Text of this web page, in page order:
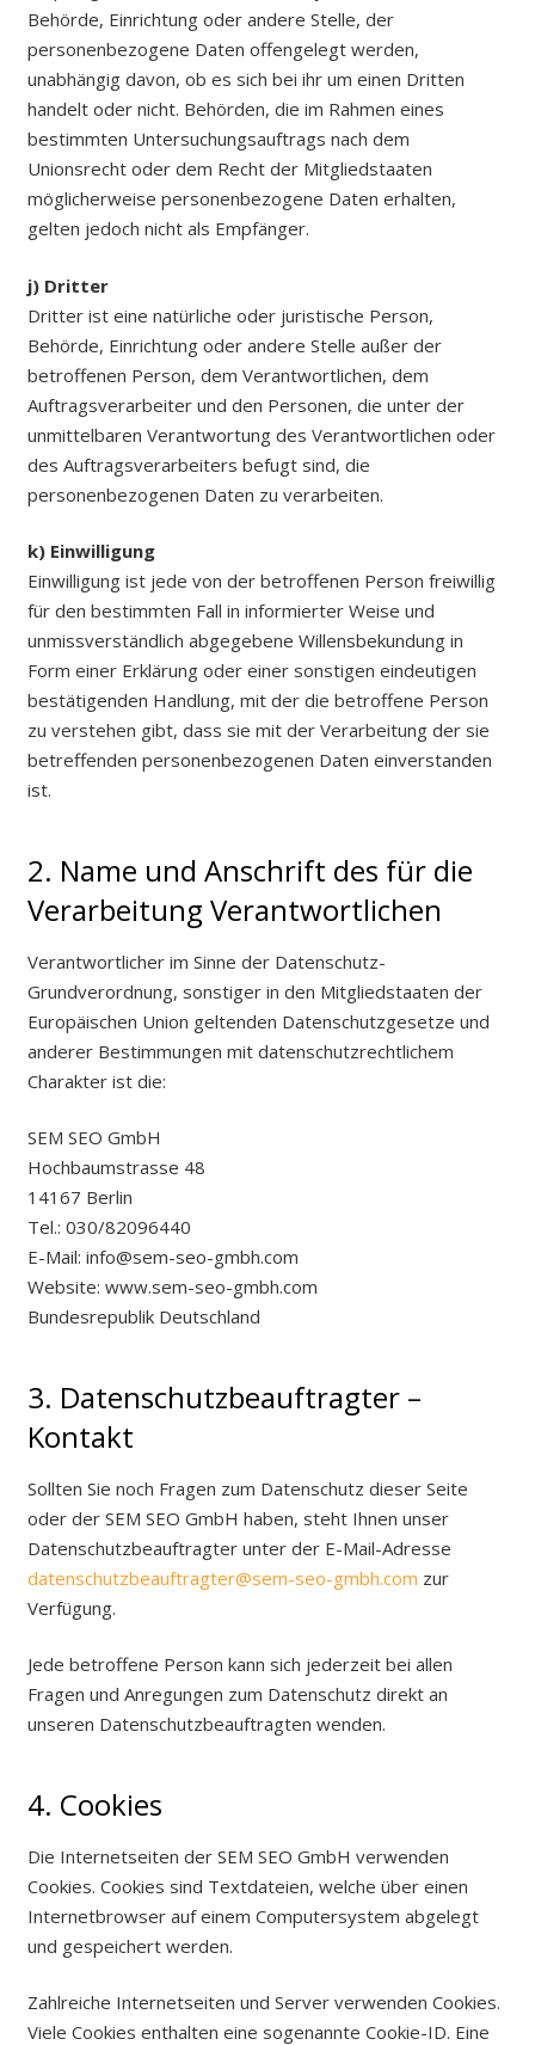
Behörde, Einrichtung oder andere Stelle, der
personenbezogene Daten offengelegt werden,
unabhängig davon, ob es sich bei ihr um einen Dritten
handelt oder nicht. Behörden, die im Rahmen eines
bestimmten Untersuchungsauftrags nach dem
Unionsrecht oder dem Recht der Mitgliedstaaten
möglicherweise personenbezogene Daten erhalten,
gelten jedoch nicht als Empfänger.
j) Dritter
Dritter ist eine natürliche oder juristische Person,
Behörde, Einrichtung oder andere Stelle außer der
betroffenen Person, dem Verantwortlichen, dem
Auftragsverarbeiter und den Personen, die unter der
unmittelbaren Verantwortung des Verantwortlichen oder
des Auftragsverarbeiters befugt sind, die
personenbezogenen Daten zu verarbeiten.
k) Einwilligung
Einwilligung ist jede von der betroffenen Person freiwillig
für den bestimmten Fall in informierter Weise und
unmissverständlich abgegebene Willensbekundung in
Form einer Erklärung oder einer sonstigen eindeutigen
bestätigenden Handlung, mit der die betroffene Person
zu verstehen gibt, dass sie mit der Verarbeitung der sie
betreffenden personenbezogenen Daten einverstanden
ist.
2. Name und Anschrift des für die
Verarbeitung Verantwortlichen
Verantwortlicher im Sinne der Datenschutz-
Grundverordnung, sonstiger in den Mitgliedstaaten der
Europäischen Union geltenden Datenschutzgesetze und
anderer Bestimmungen mit datenschutzrechtlichem
Charakter ist die:
SEM SEO GmbH
Hochbaumstrasse 48
14167 Berlin
Tel.: 030/82096440
E-Mail: info@sem-seo-gmbh.com
Website: www.sem-seo-gmbh.com
Bundesrepublik Deutschland
3. Datenschutzbeauftragter –
Kontakt
Sollten Sie noch Fragen zum Datenschutz dieser Seite
oder der SEM SEO GmbH haben, steht Ihnen unser
Datenschutzbeauftragter unter der E-Mail-Adresse
datenschutzbeauftragter@sem-seo-gmbh.com zur
Verfügung.
Jede betroffene Person kann sich jederzeit bei allen
Fragen und Anregungen zum Datenschutz direkt an
unseren Datenschutzbeauftragten wenden.
4. Cookies
Die Internetseiten der SEM SEO GmbH verwenden
Cookies. Cookies sind Textdateien, welche über einen
Internetbrowser auf einem Computersystem abgelegt
und gespeichert werden.
Zahlreiche Internetseiten und Server verwenden Cookies.
Viele Cookies enthalten eine sogenannte Cookie-ID. Eine